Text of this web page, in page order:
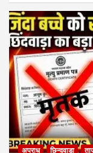
ce
b
o
o
k
at
s
A
p
p
अपराध छिन्दवाड़ा